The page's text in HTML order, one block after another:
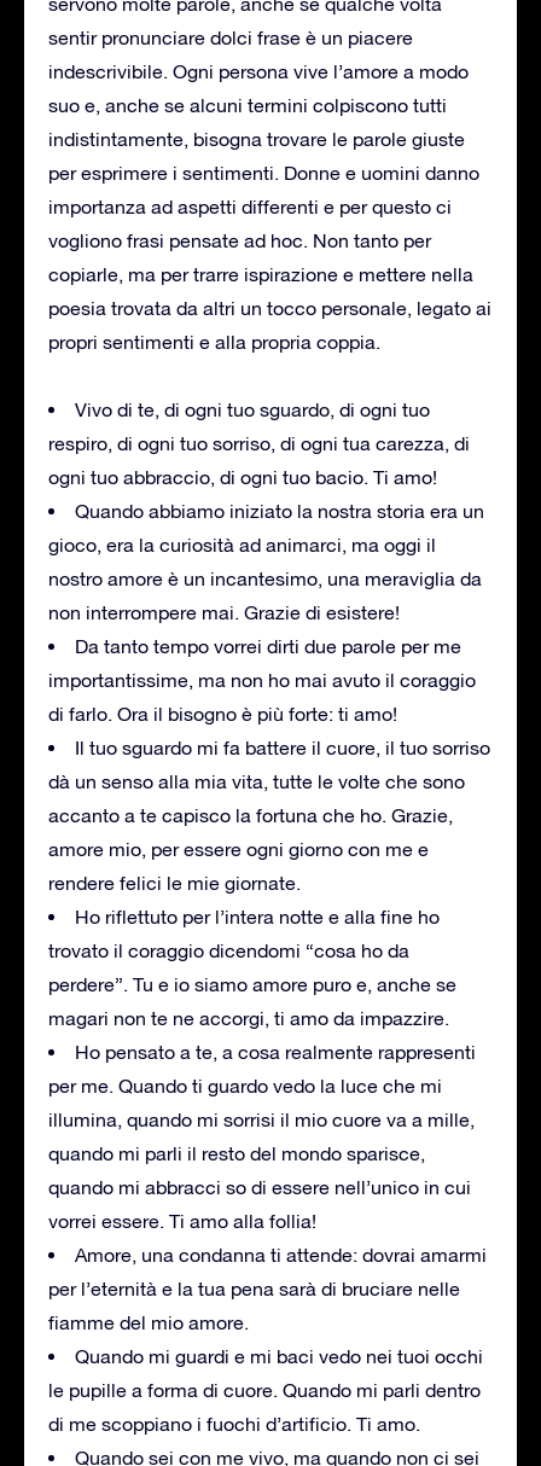
sentir pronunciare dolci frase è un piacere
indescrivibile. Ogni persona vive l’amore a modo
suo e, anche se alcuni termini colpiscono tutti
indistintamente, bisogna trovare le parole giuste
per esprimere i sentimenti. Donne e uomini danno
importanza ad aspetti differenti e per questo ci
vogliono frasi pensate ad hoc. Non tanto per
copiarle, ma per trarre ispirazione e mettere nella
poesia trovata da altri un tocco personale, legato ai
propri sentimenti e alla propria coppia.
Vivo di te, di ogni tuo sguardo, di ogni tuo
respiro, di ogni tuo sorriso, di ogni tua carezza, di
ogni tuo abbraccio, di ogni tuo bacio. Ti amo!
Quando abbiamo iniziato la nostra storia era un
gioco, era la curiosità ad animarci, ma oggi il
nostro amore è un incantesimo, una meraviglia da
non interrompere mai. Grazie di esistere!
Da tanto tempo vorrei dirti due parole per me
importantissime, ma non ho mai avuto il coraggio
di farlo. Ora il bisogno è più forte: ti amo!
Il tuo sguardo mi fa battere il cuore, il tuo sorriso
dà un senso alla mia vita, tutte le volte che sono
accanto a te capisco la fortuna che ho. Grazie,
amore mio, per essere ogni giorno con me e
rendere felici le mie giornate.
Ho riflettuto per l’intera notte e alla fine ho
trovato il coraggio dicendomi “cosa ho da
perdere”. Tu e io siamo amore puro e, anche se
magari non te ne accorgi, ti amo da impazzire.
Ho pensato a te, a cosa realmente rappresenti
per me. Quando ti guardo vedo la luce che mi
illumina, quando mi sorrisi il mio cuore va a mille,
quando mi parli il resto del mondo sparisce,
quando mi abbracci so di essere nell’unico in cui
vorrei essere. Ti amo alla follia!
Amore, una condanna ti attende: dovrai amarmi
per l’eternità e la tua pena sarà di bruciare nelle
fiamme del mio amore.
Quando mi guardi e mi baci vedo nei tuoi occhi
le pupille a forma di cuore. Quando mi parli dentro
di me scoppiano i fuochi d’artificio. Ti amo.
Quando sei con me vivo, ma quando non ci sei